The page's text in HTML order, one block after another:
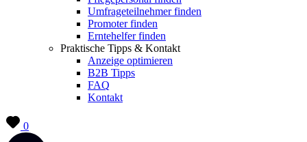
Umfrageteilnehmer finden
Promoter finden
Erntehelfer finden
Praktische Tipps & Kontakt
Anzeige optimieren
B2B Tipps
FAQ
Kontakt
0